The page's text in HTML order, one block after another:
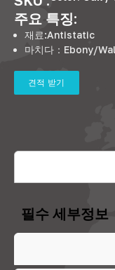
주요 특징:
재료:Antistatic
마치다： Ebony/
견적 받기
필수 세부정보